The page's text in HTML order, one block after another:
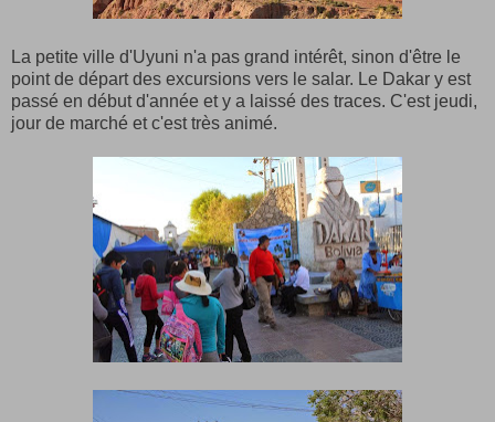
La petite ville d'Uyuni n'a pas grand intérêt, sinon d'être le
point de départ des excursions vers le salar. Le Dakar y est
passé en début d'année et y a laissé des traces. C'est jeudi,
jour de marché et c'est très animé.